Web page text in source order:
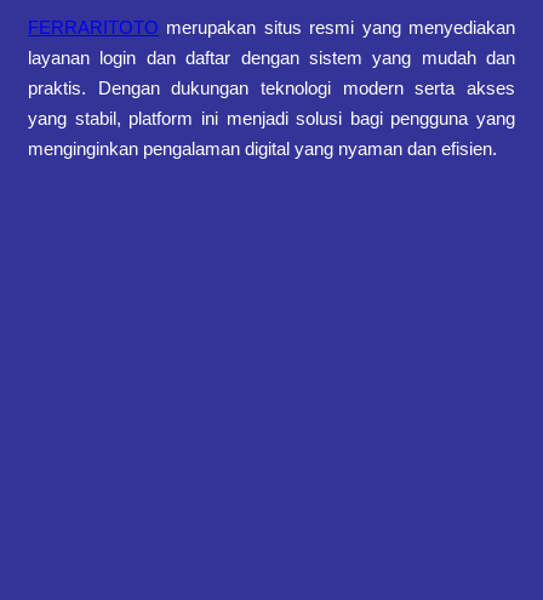
FERRARITOTO merupakan situs resmi yang menyediakan
layanan login dan daftar dengan sistem yang mudah dan
praktis. Dengan dukungan teknologi modern serta akses
yang stabil, platform ini menjadi solusi bagi pengguna yang
menginginkan pengalaman digital yang nyaman dan efisien.